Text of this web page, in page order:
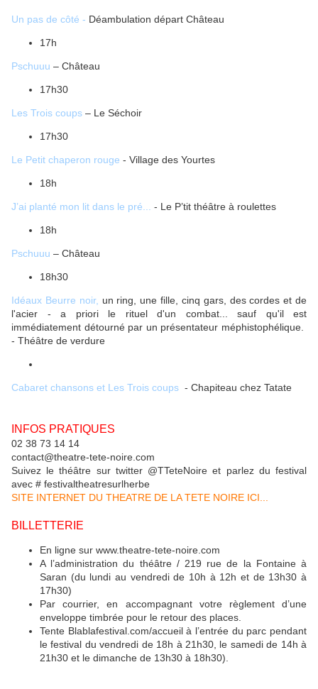
Un pas de côté - Déambulation départ Château
17h
Pschuuu – Château
17h30
Les Trois coups – Le Séchoir
17h30
Le Petit chaperon rouge - Village des Yourtes
18h
J’ai planté mon lit dans le pré... - Le P’tit théâtre à roulettes
18h
Pschuuu – Château
18h30
Idéaux Beurre noir, un ring, une fille, cinq gars, des cordes et de
l'acier - a priori le rituel d'un combat... sauf qu'il est
immédiatement détourné par un présentateur méphistophélique.
- Théâtre de verdure
Cabaret chansons et Les Trois coups - Chapiteau chez Tatate
INFOS PRATIQUES
02 38 73 14 14
contact@theatre-tete-noire.com
Suivez le théâtre sur twitter @TTeteNoire et parlez du festival
avec # festivaltheatresurlherbe
SITE INTERNET DU THEATRE DE LA TETE NOIRE ICI...
BILLETTERIE
En ligne sur www.theatre-tete-noire.com
A l’administration du théâtre / 219 rue de la Fontaine à
Saran (du lundi au vendredi de 10h à 12h et de 13h30 à
17h30)
Par courrier, en accompagnant votre règlement d’une
enveloppe timbrée pour le retour des places.
Tente Blablafestival.com/accueil à l’entrée du parc pendant
le festival du vendredi de 18h à 21h30, le samedi de 14h à
21h30 et le dimanche de 13h30 à 18h30).